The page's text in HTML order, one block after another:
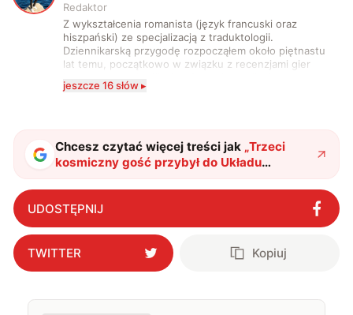
Redaktor
Z wykształcenia romanista (język francuski oraz
hiszpański) ze specjalizacją z traduktologii.
Dziennikarską przygodę rozpocząłem około piętnastu
lat temu, początkowo w związku z recenzjami gier
komputerowych i filmów. Obecnie publikuję
zdecydowanie częściej na tematy związane z nauką
także uprawiać oraz oglądać sport.
jeszcze 16 słów ▸
Chcesz czytać więcej treści jak „Trzeci
kosmiczny gość przybył do Układu
Słonecznego. Jest większy niż wszystkie
poprzednie"?
UDOSTĘPNIJ
TWITTER Kopiuj